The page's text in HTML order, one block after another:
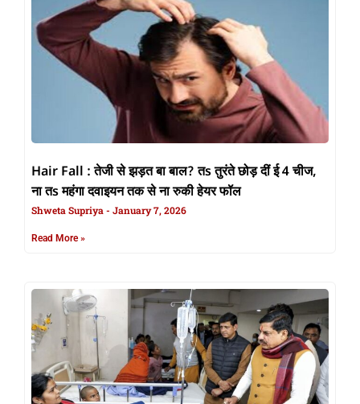
Hair Fall : तेजी से झड़त बा बाल? तs तुरंते छोड़ दीं ई 4 चीज,
ना तs महंगा दवाइयन तक से ना रुकी हेयर फॉल
Shweta Supriya January 7, 2026
Read More »